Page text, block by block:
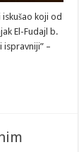
koji od
El-Fudajl b.
ispravniji” –